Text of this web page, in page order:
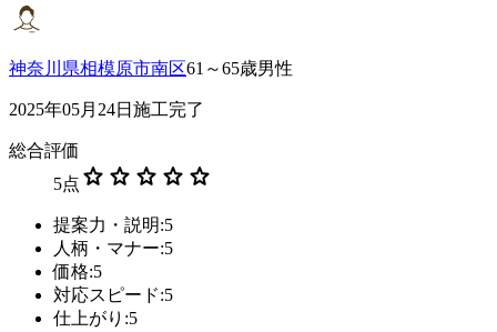
神奈川県相模原市南区61～65歳男性
2025年05月24日施工完了
総合評価
5点 star star star star star
提案力・説明:5
人柄・マナー:5
価格:5
対応スピード:5
仕上がり:5